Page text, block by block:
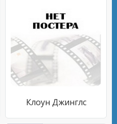
Клоун Джинглс